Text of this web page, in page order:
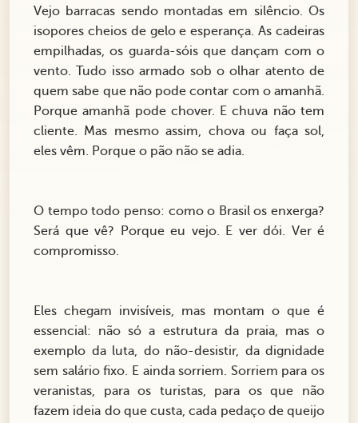
Vejo barracas sendo montadas em silêncio. Os
isopores cheios de gelo e esperança. As cadeiras
empilhadas, os guarda-sóis que dançam com o
vento. Tudo isso armado sob o olhar atento de
quem sabe que não pode contar com o amanhã.
Porque amanhã pode chover. E chuva não tem
cliente. Mas mesmo assim, chova ou faça sol,
eles vêm. Porque o pão não se adia.
O tempo todo penso: como o Brasil os enxerga?
Será que vê? Porque eu vejo. E ver dói. Ver é
compromisso.
Eles chegam invisíveis, mas montam o que é
essencial: não só a estrutura da praia, mas o
exemplo da luta, do não-desistir, da dignidade
sem salário fixo. E ainda sorriem. Sorriem para os
veranistas, para os turistas, para os que não
fazem ideia do que custa, cada pedaço de queijo